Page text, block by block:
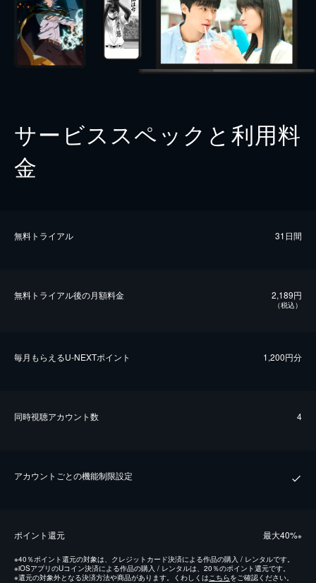
サービススペックと利用料
金
無料トライアル 31日間
無料トライアル後の⽉額料金 2,189円
（税込）
毎⽉もらえるU-NEXTポイント 1,200円分
同時視聴アカウント数 4
アカウントごとの機能制限設定
ポイント還元 最⼤40%※
※40％ポイント還元の対象は、クレジットカード決済による作品の購入 / レンタルです。
※iOSアプリのUコイン決済による作品の購入 / レンタルは、20％のポイント還元です。
※還元の対象外となる決済方法や商品があります。くわしくは こちらをご確認ください。